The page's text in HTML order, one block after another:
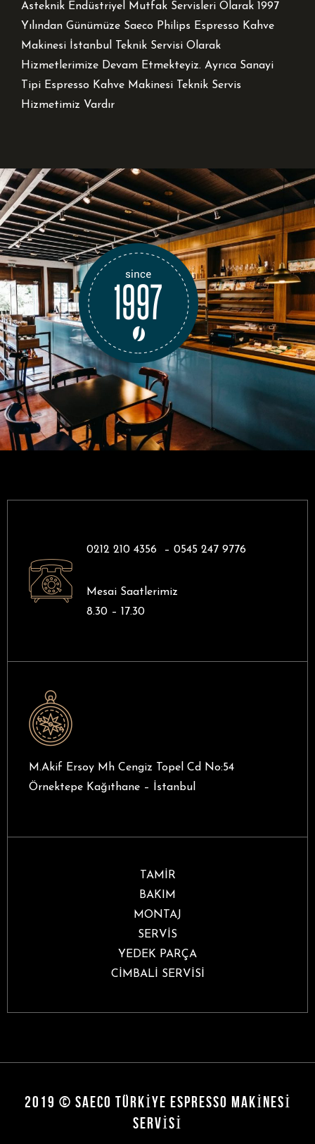
Asteknik Endüstriyel Mutfak Servisleri Olarak 1997
Yılından Günümüze Saeco Philips Espresso Kahve
Makinesi İstanbul Teknik Servisi Olarak
Hizmetlerimize Devam Etmekteyiz. Ayrıca Sanayi
Tipi Espresso Kahve Makinesi Teknik Servis
Hizmetimiz Vardır
0212 210 4356 – 0545 247 9776
Mesai Saatlerimiz
8.30 – 17.30
M.Akif Ersoy Mh Cengiz Topel Cd No:54
Örnektepe Kağıthane – İstanbul
TAMİR
BAKIM
MONTAJ
SERVİS
YEDEK PARÇA
CİMBALİ SERVİSİ
2019 © SAECO TÜRKIYE ESPRESSO MAKINESI
SERVISI